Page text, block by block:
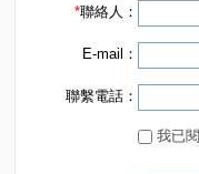
*聯絡人：
E-mail：
聯繫電話：
我已